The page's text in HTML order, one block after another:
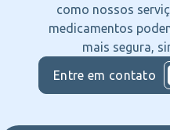
como nossos
medicamentos
mais segura,
Entre em contato